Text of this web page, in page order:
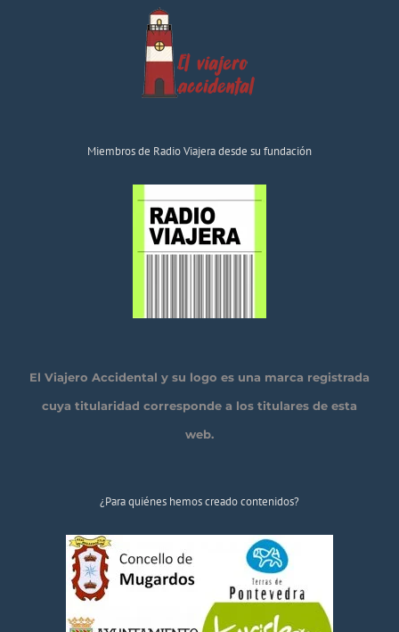
Miembros de Radio Viajera desde su fundación
El Viajero Accidental y su logo es una marca registrada
cuya titularidad corresponde a los titulares de esta
web.
¿Para quiénes hemos creado contenidos?